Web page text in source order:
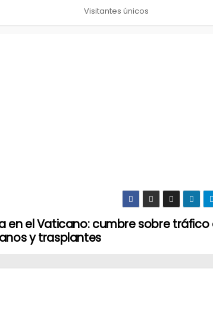
Visitantes únicos
en el Vaticano: cumbre sobre tráfico
y trasplantes